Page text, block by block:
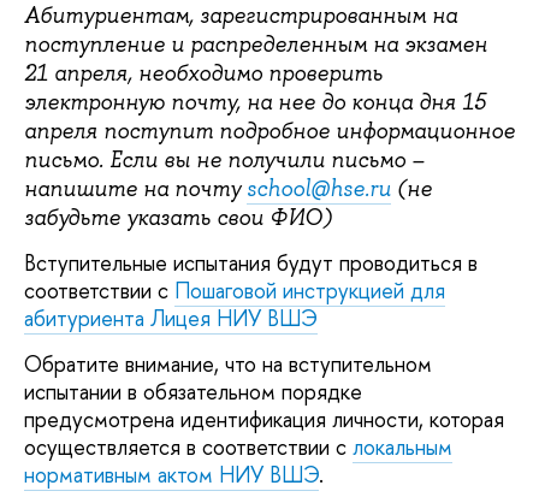
Абитуриентам, зарегистрированным на
поступление и распределенным на экзамен
21 апреля, необходимо проверить
электронную почту, на нее до конца дня 15
апреля поступит подробное информационное
письмо. Если вы не получили письмо –
напишите на почту school@hse.ru (не
забудьте указать свои ФИО)
Вступительные испытания будут проводиться в
соответствии с Пошаговой инструкцией для
абитуриента Лицея НИУ ВШЭ
Обратите внимание, что на вступительном
испытании в обязательном порядке
предусмотрена идентификация личности, которая
осуществляется в соответствии с локальным
нормативным актом НИУ ВШЭ.